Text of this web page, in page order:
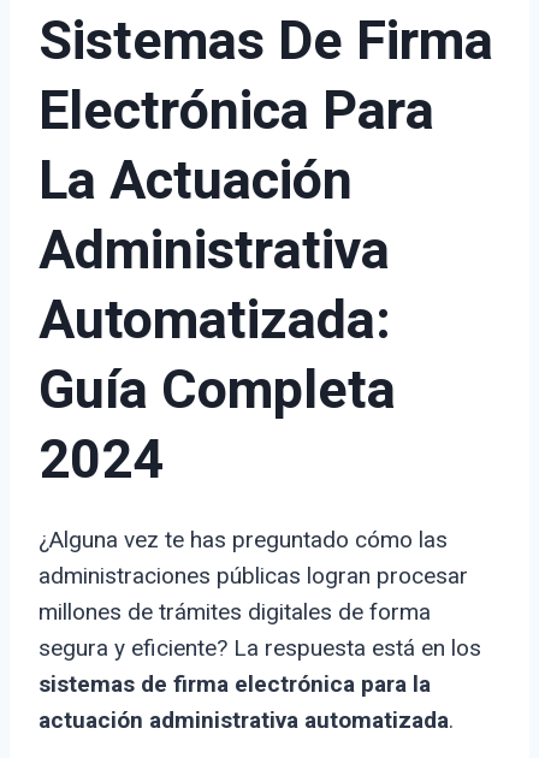
Sistemas De Firma
Electrónica Para
La Actuación
Administrativa
Automatizada:
Guía Completa
2024
¿Alguna vez te has preguntado cómo las
administraciones públicas logran procesar
millones de trámites digitales de forma
segura y eficiente? La respuesta está en los
sistemas de firma electrónica para la
actuación administrativa automatizada.